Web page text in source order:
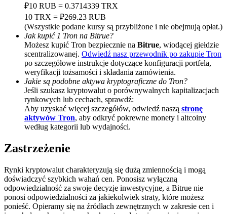
BTC Welcome Rewards
Deposit & Trade BTC to Share 25000 USDT prize pool!
Deposit CASHCAT & Win
Share 500000 CASHCAT prize pool
Register & Trade to Win 500,000 USDT
Precious Metals Trading Carnival
₽10 RUB = 0.3714339 TRX
10 TRX = ₽269.23 RUB
(Wszystkie podane kursy są przybliżone i nie obejmują opłat.)
Jak kupić 1 Tron na Bitrue?
Możesz kupić Tron bezpiecznie na Bitrue, wiodącej giełdzie
scentralizowanej. Odwiedź nasz przewodnik po zakupie Tron
po szczegółowe instrukcje dotyczące konfiguracji portfela,
weryfikacji tożsamości i składania zamówienia.
Jakie są podobne aktywa kryptograficzne do Tron?
Jeśli szukasz kryptowalut o porównywalnych kapitalizacjach
rynkowych lub cechach, sprawdź:
Aby uzyskać więcej szczegółów, odwiedź naszą stronę
aktywów Tron, aby odkryć pokrewne monety i altcoiny
według kategorii lub wydajności.
Zastrzeżenie
Rynki kryptowalut charakteryzują się dużą zmiennością i mogą
doświadczyć szybkich wahań cen. Ponosisz wyłączną
odpowiedzialność za swoje decyzje inwestycyjne, a Bitrue nie
ponosi odpowiedzialności za jakiekolwiek straty, które możesz
ponieść. Opieramy się na źródłach zewnętrznych w zakresie cen i